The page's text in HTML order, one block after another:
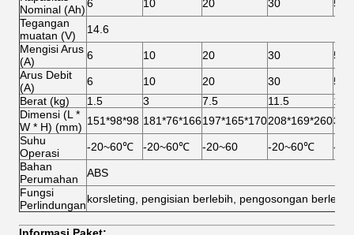
Nominal (Ah)6 10 20 30
50
Tegangan
muatan (V)
14.6
Mengisi Arus
(A)
6 10 20 30
50
Arus Debit
(A)
6 10 20 30
50
Berat (kg)
1.5 3 7.5 11.5
14
Dimensi (L *
W * H) (mm) 151*98*98 181*76*166197*165*170208*169*260
Suhu
Operasi
-20~60℃ -20~60℃ -20~60 -20~60℃
-
Bahan
Perumahan
ABS
Fungsi
Perlindungankorsleting, pengisian berlebih, pengosongan
Informasi Paket: